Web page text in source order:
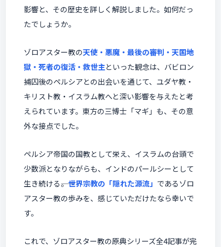
影響と、その歴史を詳しく解説しました。如何だっ
たでしょうか。
ゾロアスター教の天使・悪魔・最後の審判・天国地
獄・死者の復活・救世主といった観念は、バビロン
捕囚後のペルシアとの出会いを通じて、ユダヤ教・
キリスト教・イスラム教へと深い影響を与えたと考
えられています。東方の三博士「マギ」も、その意
外な接点でした。
ペルシア帝国の国教として栄え、イスラムの台頭で
少数派となりながらも、インドのパールシーとして
生き続ける――。世界宗教の「隠れた源流」 であるゾロ
アスター教の歩みを、感じていただけたなら幸いで
す。
これで、ゾロアスター教の原典シリーズ全4記事が完